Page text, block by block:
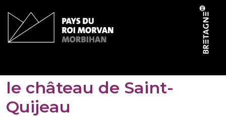
le château de Saint-
Quijeau